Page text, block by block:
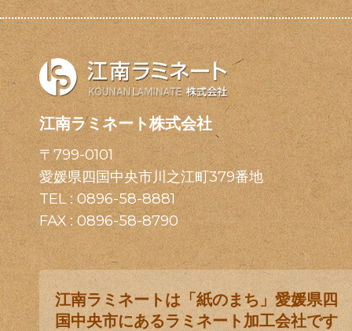
江南ラミネート株式会社
〒799-0101
愛媛県四国中央市川之江町379番地
TEL :0896-58-8881
FAX : 0896-58-8790
江南ラミネートは「紙のまち」愛媛県四
国中央市にあるラミネート加工会社です